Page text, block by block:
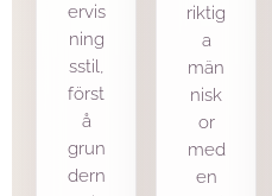
ervis
ning
sstil,
först
å
grun
dern
riktig
a
män
nisk
or
med
en